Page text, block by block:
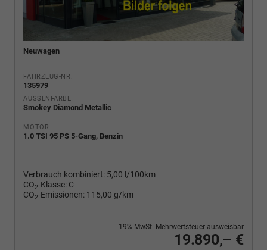
Neuwagen
FAHRZEUG-NR.
135979
AUSSENFARBE
Smokey Diamond Metallic
MOTOR
1.0 TSI 95 PS 5-Gang, Benzin
Verbrauch kombiniert: 5,00 l/100km
CO2-Klasse: C
CO2-Emissionen: 115,00 g/km
19.890,– €
19% MwSt. Mehrwertsteuer ausweisbar